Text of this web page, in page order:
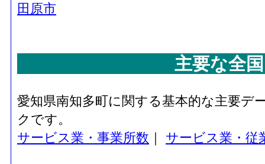
田原市
主要な全
愛知県南知多町に関する基本的な主要デ
クです。
サービス業・事業所数 ｜ サービス業・従